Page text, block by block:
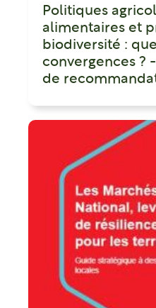
Politiques
alimentaires et
biodiversité :
convergences ?
de